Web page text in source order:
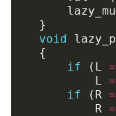
}
void
{
if
( L
L =
if
( R
R =